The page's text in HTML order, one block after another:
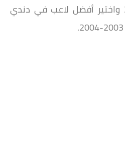
13 هدفاً في عام 2000 واختير أفضل لاعب في دندي